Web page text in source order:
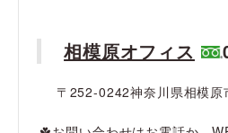
相模原オフィス
〒252-0242神奈川県相模